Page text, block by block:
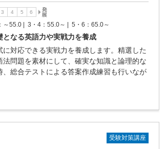
～55.0 | 3・4：55.0～ | 5・6：65.0～
なる英語力や実戦力を養成
対応できる実戦力を養成します。精選した
問題を素材にして、確実な知識と論理的な
総合テストによる答案作成練習も行いなが
受験対策講座